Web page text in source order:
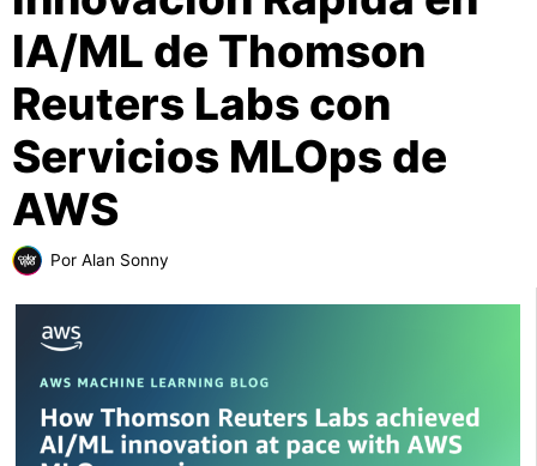
IA/ML de Thomson
Reuters Labs con
Servicios MLOps de
AWS
Por Alan Sonny